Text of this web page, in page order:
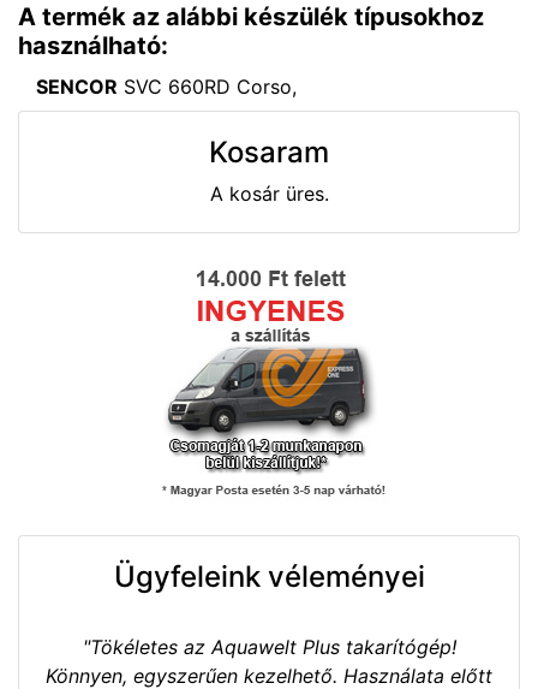
A termék az alábbi készülék típusokhoz
használható:
SENCOR SVC 660RD Corso,
Kosaram
A kosár üres.
Ügyfeleink véleményei
"Tökéletes az Aquawelt Plus takarítógép!
Könnyen, egyszerűen kezelhető. Használata előtt